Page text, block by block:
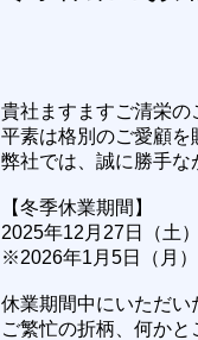
貴社ますますご清栄の
平素は格別のご愛顧を
弊社では、誠に勝手な
【冬季休業期間】
2025年12月27日（土
※2026年1月5日（月）
休業期間中にいただい
ご繁忙の折柄、何かと